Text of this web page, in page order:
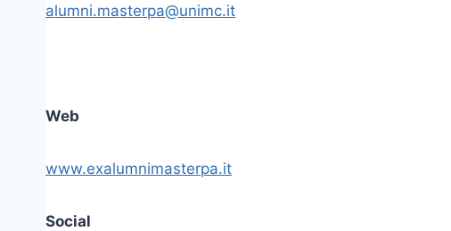
alumni.masterpa@unimc.it
Web
www.exalumnimasterpa.it
Social